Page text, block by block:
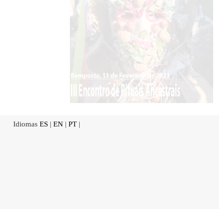
Idiomas ES | EN | PT |